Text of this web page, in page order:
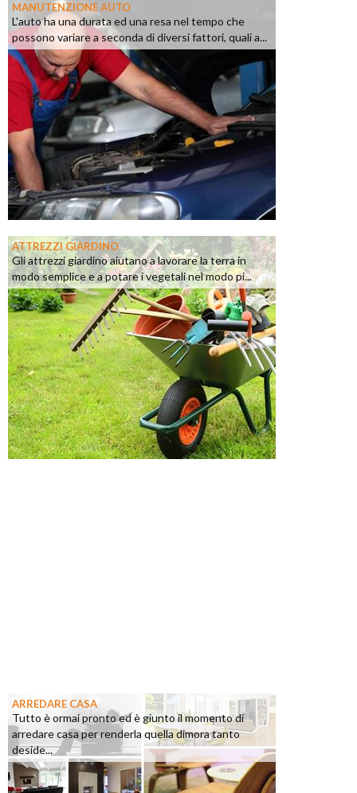
MANUTENZIONE AUTO
L'auto ha una durata ed una resa nel tempo che
possono variare a seconda di diversi fattori, quali a...
ATTREZZI GIARDINO
Gli attrezzi giardino aiutano a lavorare la terra in
modo semplice e a potare i vegetali nel modo pi...
ARREDARE CASA
Tutto è ormai pronto ed è giunto il momento di
arredare casa per renderla quella dimora tanto
deside...